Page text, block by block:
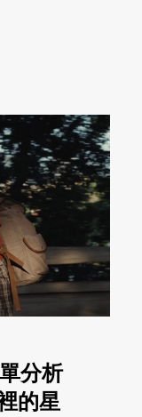
分析
的星